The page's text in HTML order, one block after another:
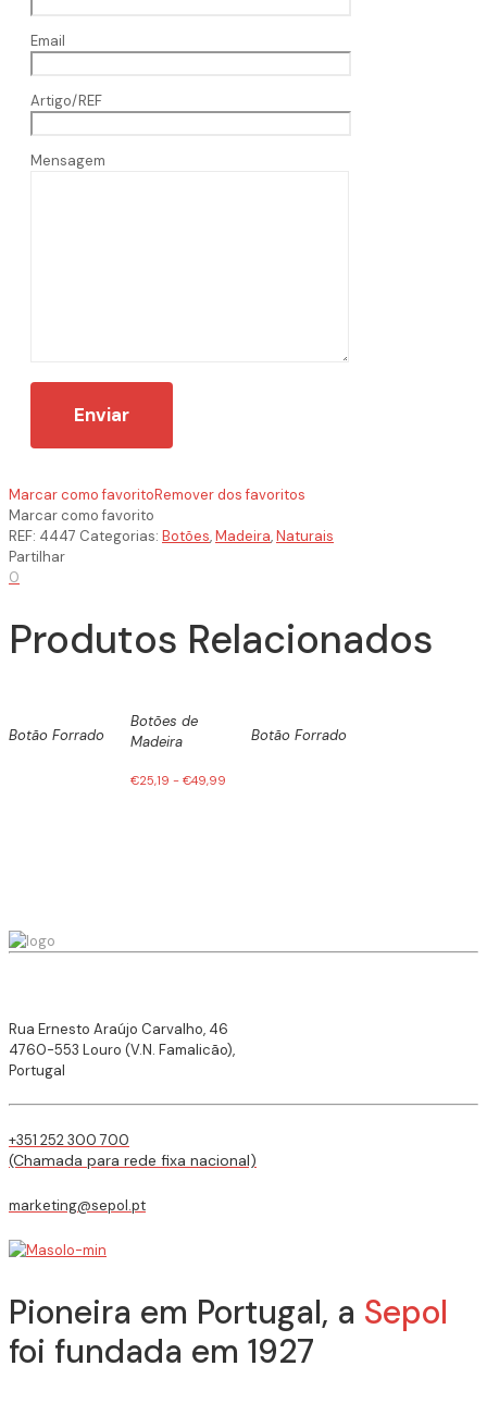
Email
Artigo/REF
Mensagem
Marcar como favoritoRemover dos favoritos
Marcar como favorito
REF: 4447 Categorias: Botões,Madeira,Naturais
Partilhar
0
Produtos Relacionados
Botão Forrado
Botões de
Madeira
€25,19 - €49,99
Botão Forrado
Rua Ernesto Araújo Carvalho, 46
4760-553 Louro (V.N. Famalicão),
Portugal
+351 252 300 700
(Chamada para rede fixa nacional)
marketing@sepol.pt
Pioneira em Portugal, a Sepol
foi fundada em 1927